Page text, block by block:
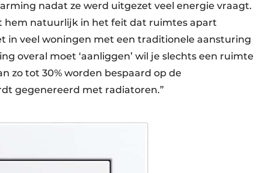
nadat ze werd uitgezet veel energie vraagt.
hem natuurlijk in het feit dat ruimtes apart
in veel woningen met een traditionele aansturing
overal moet ‘aanliggen’ wil je slechts een ruimte
zo tot 30% worden bespaard op de
gegenereerd met radiatoren.”